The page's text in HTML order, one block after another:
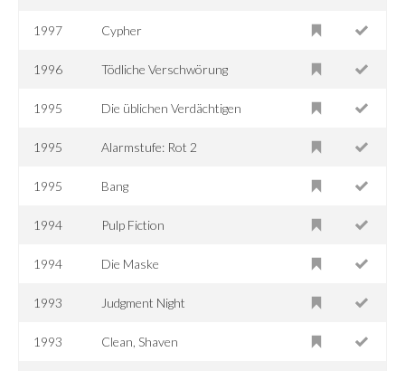
1997 Cypher
1996 Tödliche Verschwörung
1995 Die üblichen Verdächtigen
1995 Alarmstufe: Rot 2
1995 Bang
1994 Pulp Fiction
1994 Die Maske
1993 Judgment Night
1993 Clean, Shaven